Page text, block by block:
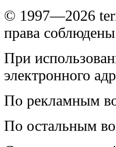
© 1997—2026
права
При
электронного
По рекламным
По остальным